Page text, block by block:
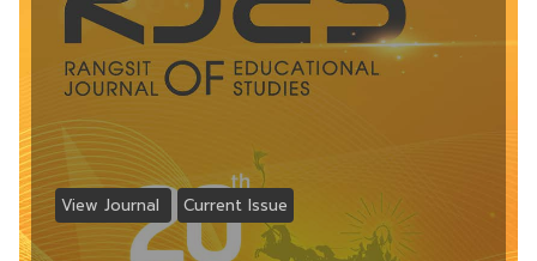
View Journal Current Issue